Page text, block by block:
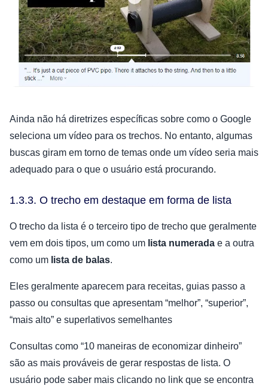
Ainda não há diretrizes específicas sobre como o Google
seleciona um vídeo para os trechos. No entanto, algumas
buscas giram em torno de temas onde um vídeo seria mais
adequado para o que o usuário está procurando.
1.3.3. O trecho em destaque em forma de lista
O trecho da lista é o terceiro tipo de trecho que geralmente
vem em dois tipos, um como um lista numerada e a outra
como um lista de balas.
Eles geralmente aparecem para receitas, guias passo a
passo ou consultas que apresentam “melhor”, “superior”,
“mais alto” e superlativos semelhantes
Consultas como “10 maneiras de economizar dinheiro”
são as mais prováveis de gerar respostas de lista. O
usuário pode saber mais clicando no link que se encontra